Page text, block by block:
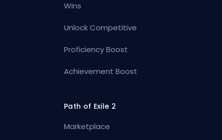
Wins
Unlock Competitive
Proficiency Boost
Achievement Boost
Path of Exile 2
Marketplace